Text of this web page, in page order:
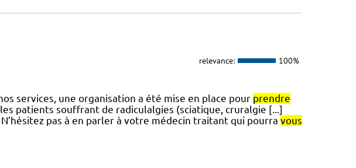
relevance: 100%
services, une organisation a été mise en place pour prendre
patients souffrant de radiculalgies (sciatique, cruralgie [...]
pas à en parler à votre médecin traitant qui pourra vous